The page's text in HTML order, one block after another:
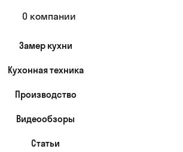
О компании
Замер кухни
Кухонная техника
Производство
Видеообзоры
Статьи